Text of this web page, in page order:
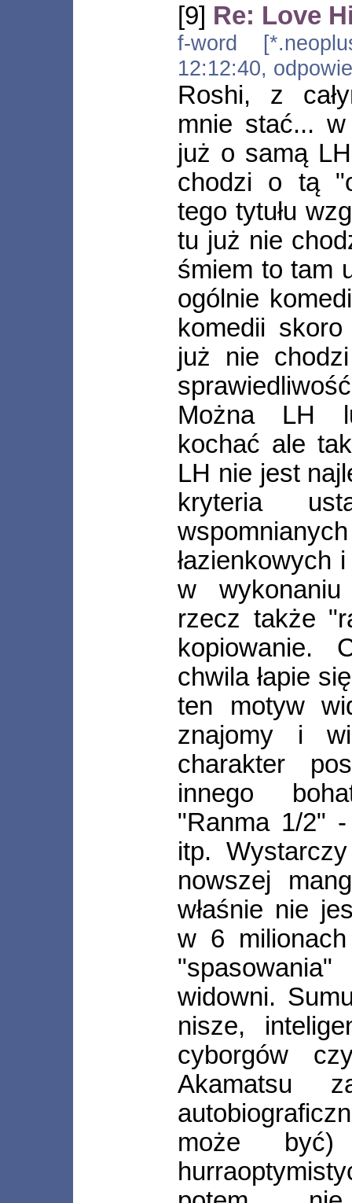
[9] Re: Love
f-word
12:12:40,
Roshi, z
mnie stać...
już o samą
chodzi o tą
tego tytułu
tu już nie
śmiem to tam
ogólnie
komedii
już nie
Można LH
kochać ale
LH nie jest
kryteria
łazienkowych
w
rzecz także
kopiowanie.
chwila łapie
ten motyw
znajomy i
charakter
innego
"Ranma 1/2"
itp.
nowszej
właśnie nie
w 6
widowni.
nisze,
cyborgów
Akamatsu
może